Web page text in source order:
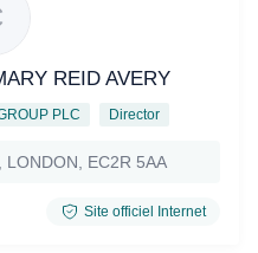
REID AVERY
PLC Director
LONDON, EC2R 5AA
Site officiel Internet